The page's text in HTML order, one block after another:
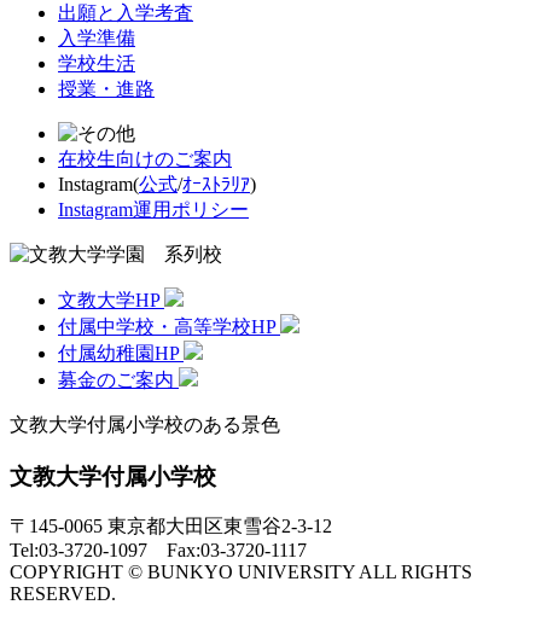
出願と入学考査
入学準備
学校生活
授業・進路
在校生向けのご案内
Instagram(公式/ｵｰｽﾄﾗﾘｱ)
Instagram運用ポリシー
文教大学HP
付属中学校・高等学校HP
付属幼稚園HP
募金のご案内
文教大学付属小学校のある景色
文教大学付属小学校
〒145-0065 東京都大田区東雪谷2-3-12
Tel:03-3720-1097 Fax:03-3720-1117
COPYRIGHT © BUNKYO UNIVERSITY ALL RIGHTS
RESERVED.